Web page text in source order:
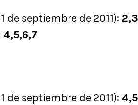
de septiembre de 2011): 2,3
4,5,6,7
de septiembre de 2011): 4,5